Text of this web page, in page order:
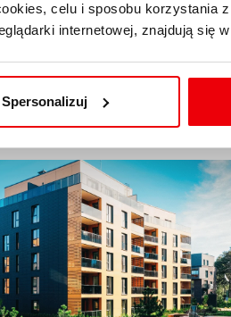
celu i sposobu korzystania
internetowej, znajdują się w
Spersonalizuj